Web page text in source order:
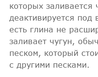
которых заливается
деактивируется под
есть глина не
заливает чугун,
песком, который
с другими песками.